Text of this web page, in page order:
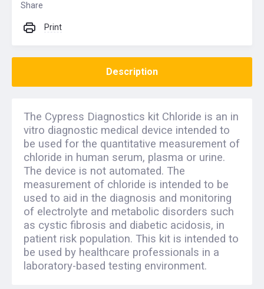
Share
Print
Description
The Cypress Diagnostics kit Chloride is an in
vitro diagnostic medical device intended to
be used for the quantitative measurement of
chloride in human serum, plasma or urine.
The device is not automated. The
measurement of chloride is intended to be
used to aid in the diagnosis and monitoring
of electrolyte and metabolic disorders such
as cystic fibrosis and diabetic acidosis, in
patient risk population. This kit is intended to
be used by healthcare professionals in a
laboratory-based testing environment.